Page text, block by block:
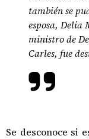
también se
esposa, Delia
ministro de
Carles, fue
Se desconoce si